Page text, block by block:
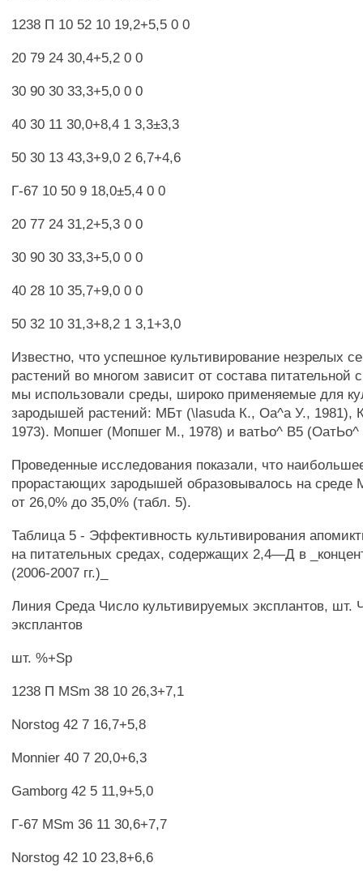
1238 П 10 52 10 19,2+5,5 0 0
20 79 24 30,4+5,2 0 0
30 90 30 33,3+5,0 0 0
40 30 11 30,0+8,4 1 3,3±3,3
50 30 13 43,3+9,0 2 6,7+4,6
Г-67 10 50 9 18,0±5,4 0 0
20 77 24 31,2+5,3 0 0
30 90 30 33,3+5,0 0 0
40 28 10 35,7+9,0 0 0
50 32 10 31,3+8,2 1 3,1+3,0
Известно, что успешное культивирование незрелых
растений во многом зависит от состава питательной
мы использовали среды, широко применяемые для
зародышей растений: МБт (\lasuda К., Оа^а У., 1981),
1973). Мопшег (Мопшег М., 1978) и ватЬо^ В5
Проведенные исследования показали, что
прорастающих зародышей образовывалось на среде
от 26,0% до 35,0% (табл. 5).
Таблица 5 - Эффективность культивирования
на питательных средах, содержащих 2,4—Д в
(2006-2007 гг.)_
Линия Среда Число культивируемых эксплантов, шт.
эксплантов
шт. %+Sp
1238 П MSm 38 10 26,3+7,1
Norstog 42 7 16,7+5,8
Monnier 40 7 20,0+6,3
Gamborg 42 5 11,9+5,0
Г-67 MSm 36 11 30,6+7,7
Norstog 42 10 23,8+6,6